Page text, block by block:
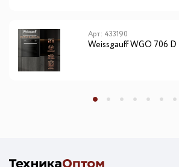
Арт: 433190
Weissgauff WGO 706 D